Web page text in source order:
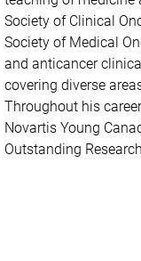
Outstanding